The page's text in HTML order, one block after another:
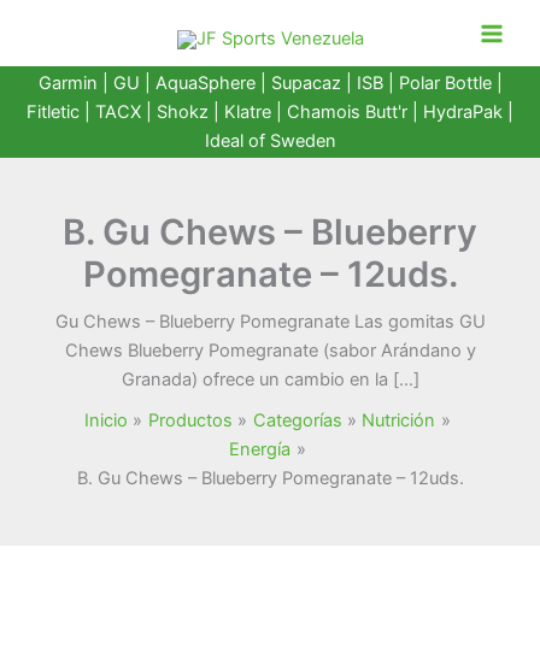
contenido
Garmin GU AquaSphere| Supacaz | ISB | Polar Bottle|
Fitletic
TACX Shokz Klatre Chamois Butt'r HydraPak
Ideal of Sweden
B. Gu Chews – Blueberry
Pomegranate – 12uds.
Gu Chews – Blueberry Pomegranate Las gomitas GU
Chews Blueberry Pomegranate (sabor Arándano y
Granada) ofrece un cambio en la […]
Inicio
Productos Categorías
Nutrición
Energía
B. Gu Chews – Blueberry Pomegranate – 12uds.